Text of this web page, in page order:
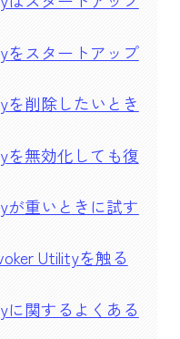
をスタートアップ
を削除したいとき
を無効化しても復
が重いときに試す
Utilityを触る
に関するよくある